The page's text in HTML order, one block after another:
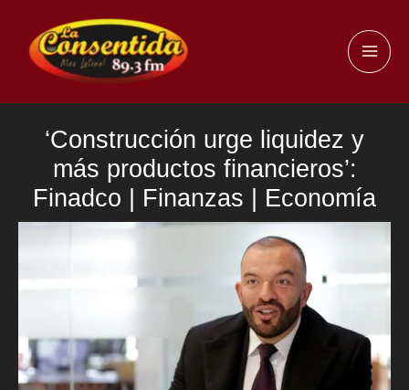
contenido
‘Construcción urge liquidez y
más productos financieros’:
Finadco | Finanzas | Economía